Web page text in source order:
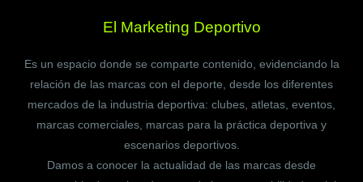
El Marketing Deportivo
Es un espacio donde se comparte contenido, evidenciando la
relación de las marcas con el deporte, desde los diferentes
mercados de la industria deportiva: clubes, atletas, eventos,
marcas comerciales, marcas para la práctica deportiva y
escenarios deportivos.
Damos a conocer la actualidad de las marcas desde